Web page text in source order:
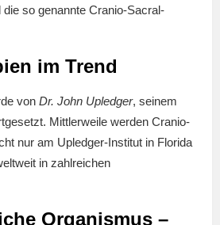
so genannte Cranio-Sacral-
im Trend
von Dr. John Upledger, seinem
Mittlerweile werden Cranio-
nur am Upledger-Institut in Florida
in zahlreichen
Organismus –